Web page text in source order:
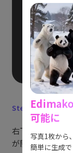
Step 5:「削除」
右下の［削除］
が開始されます
可能に
写真1枚から
簡単に生成で